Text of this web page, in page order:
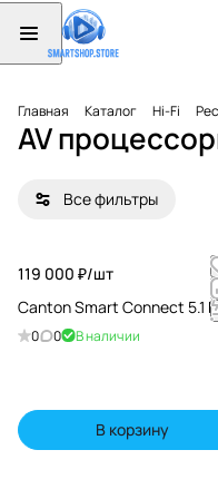
Главная Каталог Hi-Fi
AV
Все фильтры
119 000 ₽/шт
Canton Smart Connect 5.1
0 0 В наличии
В корзину